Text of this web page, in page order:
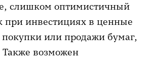
слишком оптимистичный
при инвестициях в ценные
или продажи бумаг,
возможен